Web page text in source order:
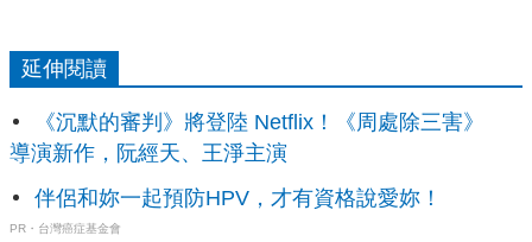
延伸閱讀
《沉默的審判》將登陸 Netflix！《周處除三害》
導演新作，阮經天、王淨主演
伴侶和妳一起預防HPV，才有資格說愛妳！
PR・台灣癌症基金會